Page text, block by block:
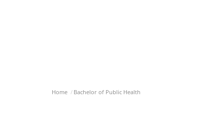
Home Bachelor of Public Health